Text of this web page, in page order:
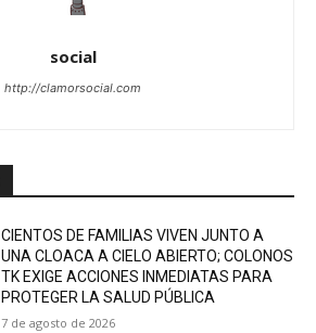
social
http://clamorsocial.com
CIENTOS DE FAMILIAS VIVEN JUNTO A
UNA CLOACA A CIELO ABIERTO; COLONOS
TK EXIGE ACCIONES INMEDIATAS PARA
PROTEGER LA SALUD PÚBLICA
7 de agosto de 2026